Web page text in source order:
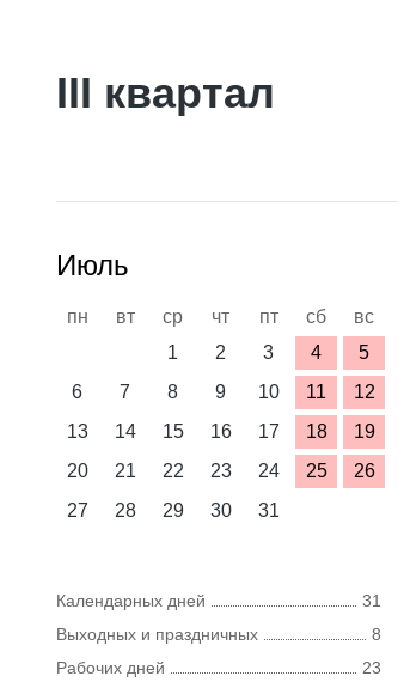
III квартал
Июль
пн вт ср чт пт сб
вс
1
2 3 4
5
6
7 8 9 10 11
12
13
14 15 16 17 18
19
20
21 22 23 24 25
26
27
28 29 30 31
Календарных дней
31
Выходных и праздничных
8
Рабочих дней
23